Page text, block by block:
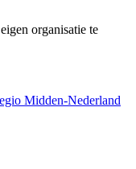
organisatie te
Midden-Nederland